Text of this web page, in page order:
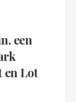
een
en Lot